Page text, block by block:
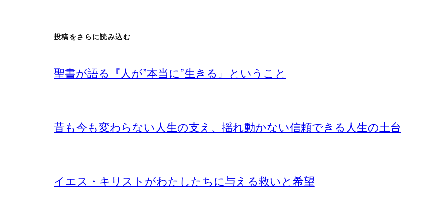
投稿をさらに読み込む
聖書が語る『人が”本当に”生きる』ということ
昔も今も変わらない人生の支え、揺れ動かない信頼できる人生の土台
イエス・キリストがわたしたちに与える救いと希望